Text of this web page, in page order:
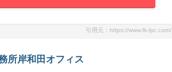
引用元：https://www.fk-lpc.com/
所岸和田オフィス